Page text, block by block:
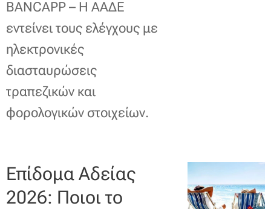
BANCAPP – Η ΑΑΔΕ
εντείνει τους ελέγχους με
ηλεκτρονικές
διασταυρώσεις
τραπεζικών και
φορολογικών στοιχείων.
Επίδομα Αδείας
2026: Ποιοι το